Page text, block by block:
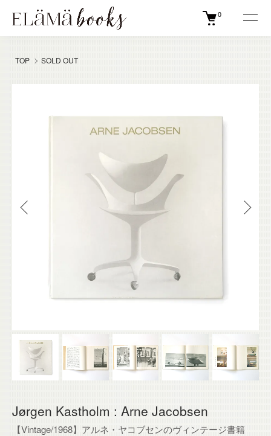
0
TOP SOLD OUT
Jørgen Kastholm : Arne Jacobsen
【Vintage/1968】アルネ・ヤコブセンのヴィンテージ書籍